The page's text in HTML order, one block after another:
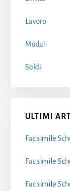
Lavoro
Moduli
Soldi
ULTIMI
Fac simile
Fac simile
Fac simile